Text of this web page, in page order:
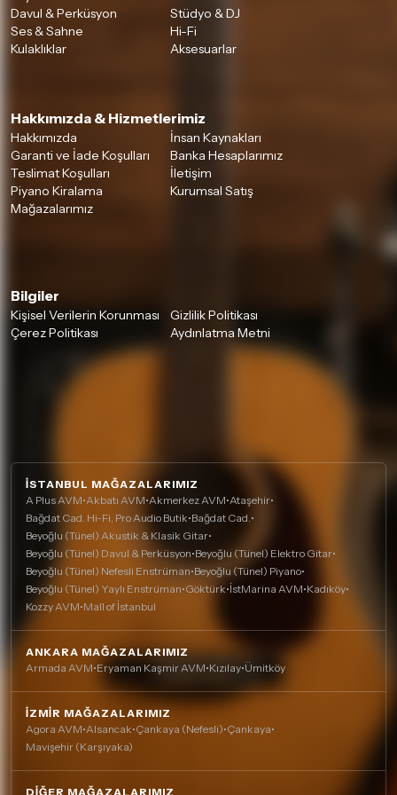
Detaylar için
Davul & Perküsyon
Stüdyo & DJ
Ses & Sahne
Hi-Fi
Kulaklıklar
Aksesuarlar
Hakkımızda & Hizmetlerimiz
Hakkımızda
İnsan Kaynakları
Garanti ve İade Koşulları
Banka Hesaplarımız
Teslimat Koşulları
İletişim
Piyano Kiralama
Kurumsal Satış
Mağazalarımız
Bilgiler
Kişisel Verilerin Korunması
Gizlilik Politikası
Çerez Politikası
Aydınlatma Metni
İSTANBUL MAĞAZALARIMIZ
A Plus AVM•Akbatı AVM•Akmerkez AVM•Ataşehir•
Bağdat Cad. Hi-Fi, Pro Audio Butik•Bağdat Cad.•
Beyoğlu (Tünel) Akustik & Klasik Gitar•
Beyoğlu (Tünel) Davul & Perküsyon•Beyoğlu (Tünel) Elektro Gitar•
Beyoğlu (Tünel) Nefesli Enstrüman•Beyoğlu (Tünel) Piyano•
Beyoğlu (Tünel) Yaylı Enstrüman•Göktürk•İstMarina AVM•Kadıköy•
Kozzy AVM•Mall of İstanbul
ANKARA MAĞAZALARIMIZ
Armada AVM•Eryaman Kaşmir AVM•Kızılay•Ümitköy
İZMIR MAĞAZALARIMIZ
Agora AVM•Alsancak•Çankaya (Nefesli)•Çankaya•
Mavişehir (Karşıyaka)
DIĞER MAĞAZALARIMIZ